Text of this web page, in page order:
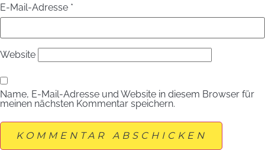
E-Mail-Adresse *
Website
Name, E-Mail-Adresse und Website in diesem Browser für
meinen nächsten Kommentar speichern.